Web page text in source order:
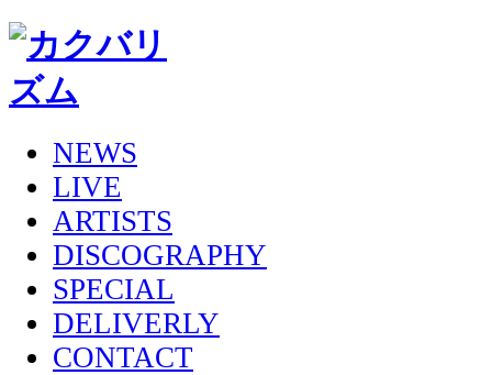
NEWS
LIVE
ARTISTS
DISCOGRAPHY
SPECIAL
DELIVERLY
CONTACT